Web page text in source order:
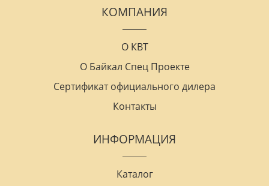
КОМПАНИЯ
О КВТ
О Байкал Спец Проекте
Сертификат официального дилера
Контакты
ИНФОРМАЦИЯ
Каталог